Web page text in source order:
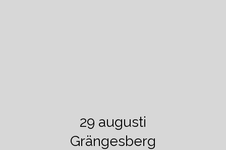
29 augusti
Grängesberg